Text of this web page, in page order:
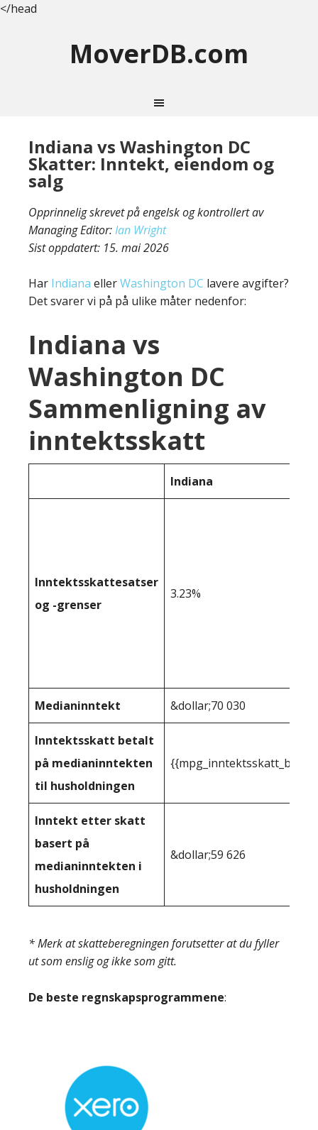
</head
MoverDB.com
Indiana vs Washington DC
Skatter: Inntekt, eiendom og
salg
Opprinnelig skrevet på engelsk og kontrollert av
Managing Editor:Ian Wright
Sist oppdatert: 15. mai 2026
Har Indiana ellerWashington DC lavere avgifter?
Det svarer vi på på ulike måter nedenfor:
Indiana vs
Washington DC
Sammenligning av
inntektsskatt
Indiana
Inntektsskattesatser
og -grenser
3.23%
Medianinntekt &dollar;70 030
Inntektsskatt betalt
på medianinntekten
til husholdningen
Inntekt etter skatt
basert på
medianinntekten i
husholdningen
&dollar;59 626
* Merk at skatteberegningen forutsetter at du fyller
ut som enslig og ikke som gitt.
De beste regnskapsprogrammene: